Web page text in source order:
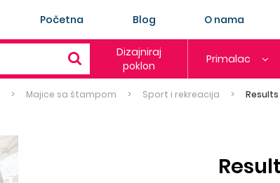
Početna Blog O nama
Dizajniraj
poklon
Primalac
Majice sa štampom Sport i rekreacija Results